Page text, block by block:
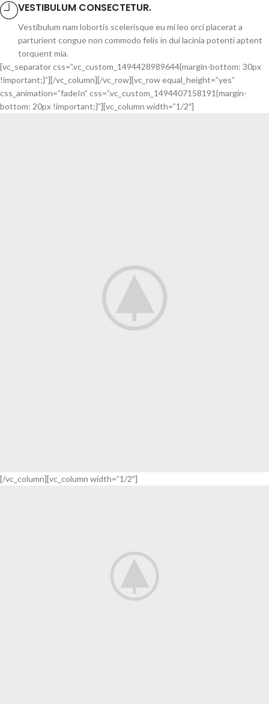
VESTIBULUM CONSECTETUR.
Vestibulum nam lobortis scelerisque eu mi leo orci placerat a
parturient congue non commodo felis in dui lacinia potenti aptent
torquent mia.
[vc_separator css=”.vc_custom_1494428989644{margin-bottom: 30px
!important;}”][/vc_column][/vc_row][vc_row equal_height=”yes”
css_animation=”fadeIn” css=”.vc_custom_1494407158191{margin-
bottom: 20px !important;}”][vc_column width=”1/2″]
[/vc_column][vc_column width=”1/2″]